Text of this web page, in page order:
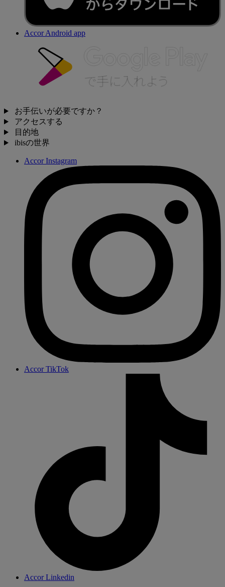
Accor Android app
お手伝いが必要ですか？
アクセスする
目的地
ibisの世界
Accor Instagram
Accor TikTok
Accor Linkedin